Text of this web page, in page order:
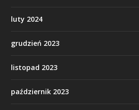
luty 2024
grudzień 2023
listopad 2023
październik 2023